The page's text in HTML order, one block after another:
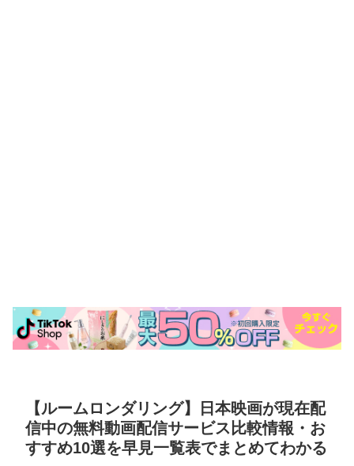
【ルームロンダリング】日本映画が現在配
信中の無料動画配信サービス比較情報・お
すすめ10選を早見一覧表でまとめてわかる